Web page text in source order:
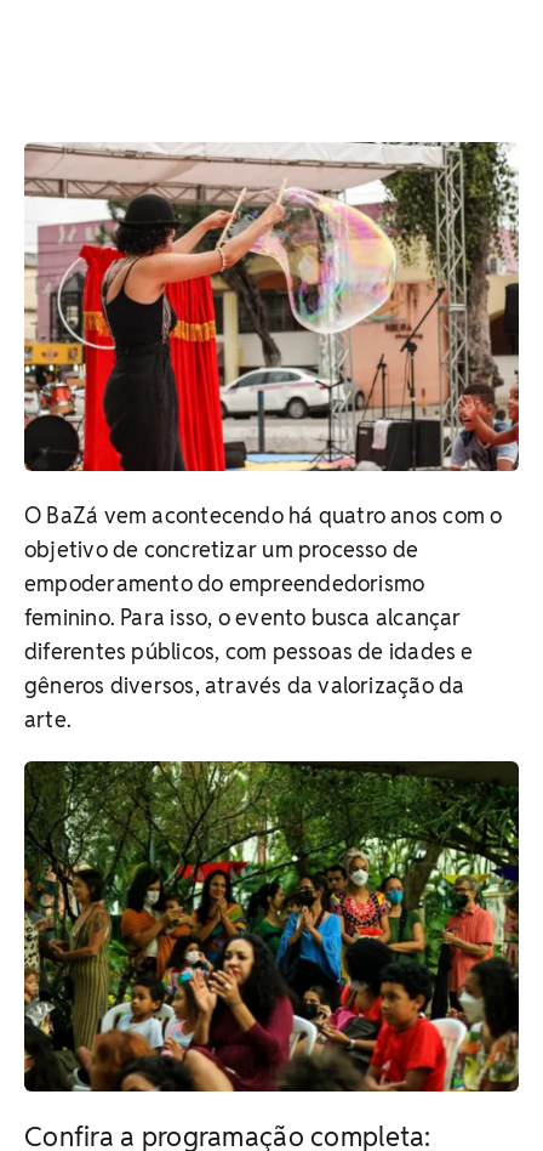
O BaZá vem acontecendo há quatro anos com o
objetivo de concretizar um processo de
empoderamento do empreendedorismo
feminino. Para isso, o evento busca alcançar
diferentes públicos, com pessoas de idades e
gêneros diversos, através da valorização da
arte.
Confira a programação completa: